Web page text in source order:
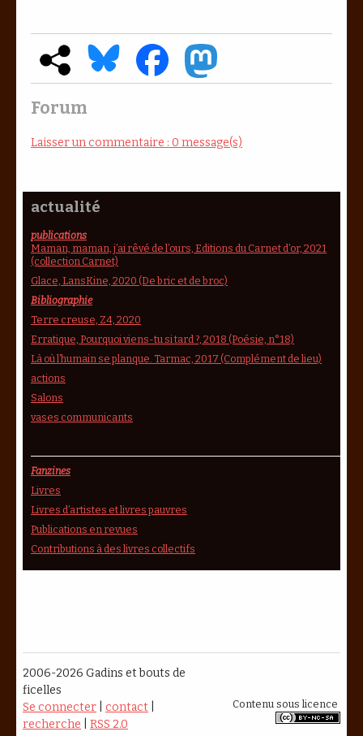
Forum
Laisser un commentaire : 0 message(s)
actualité
publications
Maman, maman, j’ai rêvé de l’ours, Editions du Carnet d’or, 2021
(collection Carnet)
Glace, LansKine, 2020 (De bric et de broc)
Bibliographie
Terre creuse, Z4, 2020
Erratique, Pourquoi viens-tu si tard ?, 2018 (Poésie, n°18)
Là où l’humain se planque. Tarmac, 2017 (Complément de lieu)
actions
Salons
vases communicants
Fanzines
Livres
Livres d’artistes et livres pauvres
Publications en revues
Contributions à des livres collectifs
2006-2026 Gadins et bouts de
ficelles
Se connecter
contact
recherche
RSS 2.0
Contenu sous licence